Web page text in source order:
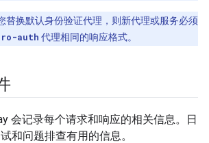
替换默认身份验证代理，则新代理或服务必须
auth 代理相同的响应格式。
会记录每个请求和响应的相关信息。日
和问题排查有用的信息。